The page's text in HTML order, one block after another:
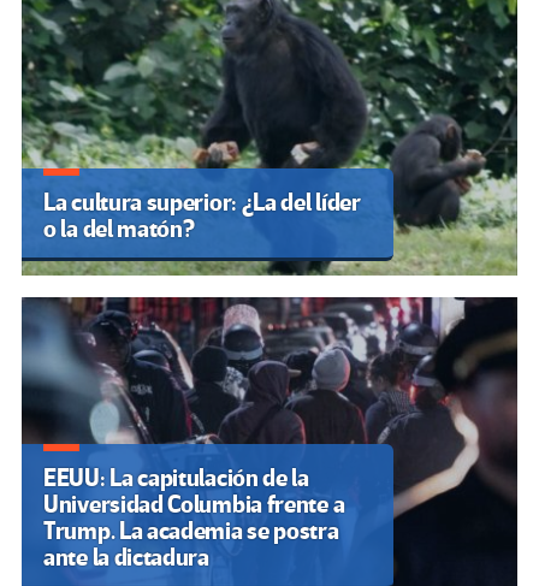
La cultura superior: ¿La del líder
o la del matón?
EEUU: La capitulación de la
Universidad Columbia frente a
Trump. La academia se postra
ante la dictadura